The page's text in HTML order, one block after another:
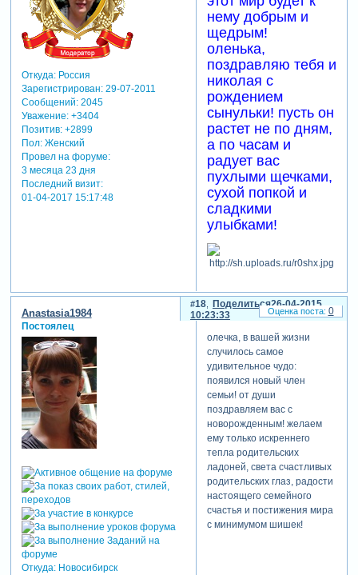
Откуда:Россия
Зарегистрирован: 29-07-2011
Сообщений:2045
Уважение: +3404
Позитив: +2899
Пол:Женский
Провел на форуме:
3 месяца 23 дня
Последний визит:
01-04-2017 15:17:48
нему добрым и
щедрым!
оленька,
поздравляю тебя и
николая с
рождением
сынульки! пусть он
растет не по дням,
а по часам и
радует вас
пухлыми щечками,
сухой попкой и
сладкими
улыбками!
Поделиться
18
26-04-2015
10:23:33
Anastasia1984
Постоялец
Откуда:Новосибирск
олечка, в вашей жизни
случилось самое
удивительное чудо:
появился новый член
семьи! от души
поздравляем вас с
новорожденным! желаем
ему только искреннего
тепла родительских
ладоней, света счастливых
родительских глаз, радости
настоящего семейного
счастья и постижения мира
с минимумом шишек!
0